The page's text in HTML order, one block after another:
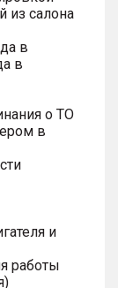
из салона
в
в
о ТО
в
и
работы